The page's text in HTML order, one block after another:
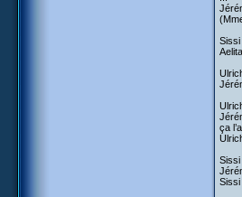
Sissi
ça
Sissi
Sissi